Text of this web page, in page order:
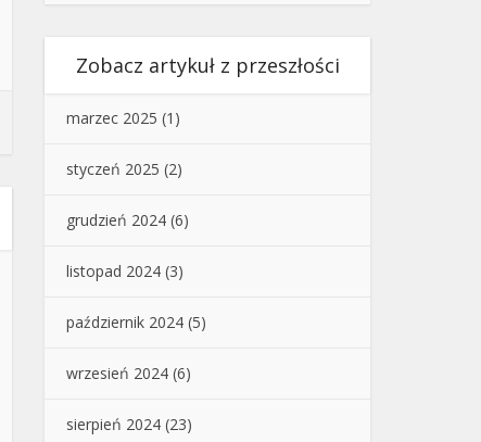
Zobacz artykuł z przeszłości
marzec 2025 (1)
styczeń 2025 (2)
grudzień 2024 (6)
listopad 2024 (3)
październik 2024 (5)
wrzesień 2024 (6)
sierpień 2024 (23)